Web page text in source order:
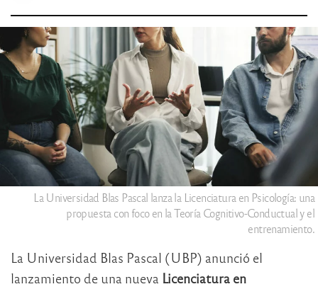
La Universidad Blas Pascal lanza la Licenciatura en Psicología: una
propuesta con foco en la Teoría Cognitivo-Conductual y el
entrenamiento.
La Universidad Blas Pascal (UBP) anunció el
lanzamiento de una nueva Licenciatura en